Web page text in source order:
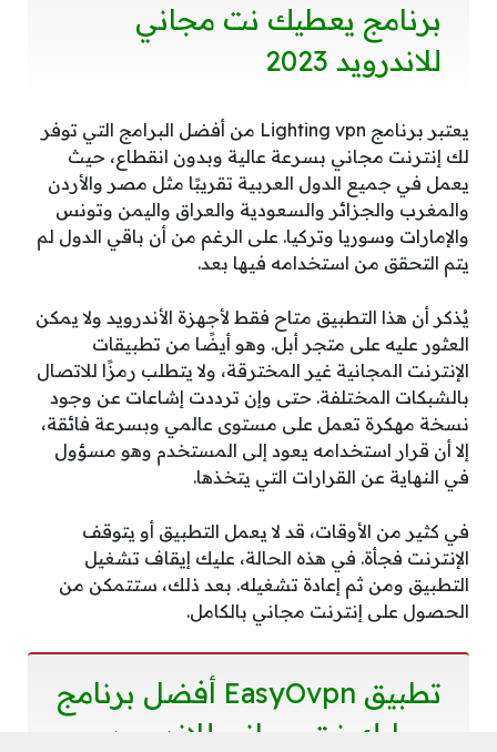
برنامج يعطيك نت مجاني
للاندرويد 2023
يعتبر برنامج Lighting vpn من أفضل البرامج التي توفر
لك إنترنت مجاني بسرعة عالية وبدون انقطاع، حيث
يعمل في جميع الدول العربية تقريبًا مثل مصر والأردن
والمغرب والجزائر والسعودية والعراق واليمن وتونس
والإمارات وسوريا وتركيا. على الرغم من أن باقي الدول لم
يتم التحقق من استخدامه فيها بعد.
يُذكر أن هذا التطبيق متاح فقط لأجهزة الأندرويد ولا يمكن
العثور عليه على متجر أبل. وهو أيضًا من تطبيقات
الإنترنت المجانية غير المخترقة، ولا يتطلب رمزًا للاتصال
بالشبكات المختلفة. حتى وإن ترددت إشاعات عن وجود
نسخة مهكرة تعمل على مستوى عالمي وبسرعة فائقة،
إلا أن قرار استخدامه يعود إلى المستخدم وهو مسؤول
في النهاية عن القرارات التي يتخذها.
في كثير من الأوقات، قد لا يعمل التطبيق أو يتوقف
الإنترنت فجأة. في هذه الحالة، عليك إيقاف تشغيل
التطبيق ومن ثم إعادة تشغيله. بعد ذلك، ستتمكن من
الحصول على إنترنت مجاني بالكامل.
تطبيق EasyOvpn أفضل برنامج
يعطيك نت مجاني للاندرويد